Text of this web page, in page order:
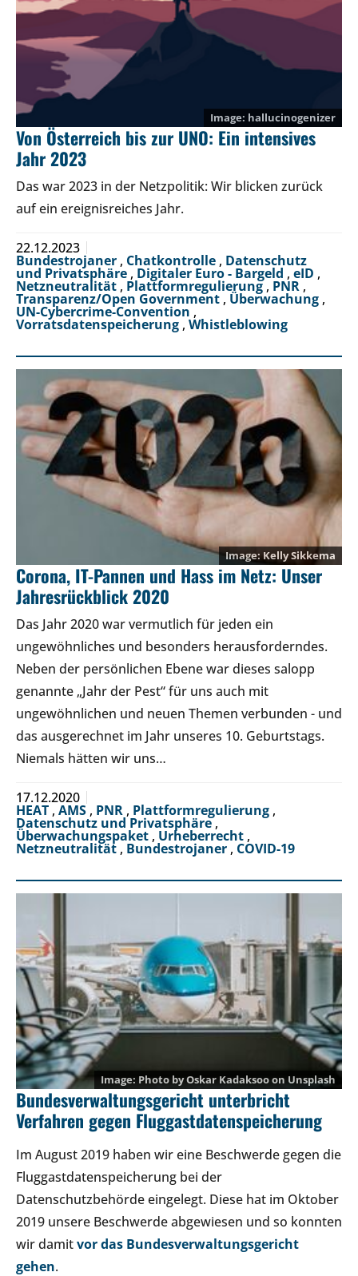
hallucinogenizer
Von Österreich bis zur UNO: Ein intensives
Jahr 2023
Das war 2023 in der Netzpolitik: Wir blicken zurück
auf ein ereignisreiches Jahr.
22.12.2023
Bundestrojaner , Chatkontrolle , Datenschutz
und Privatsphäre , Digitaler Euro - Bargeld , eID ,
Netzneutralität , Plattformregulierung, PNR ,
Transparenz/Open Government , Überwachung ,
UN-Cybercrime-Convention ,
Vorratsdatenspeicherung , Whistleblowing
Kelly Sikkema
Corona, IT-Pannen und Hass im Netz: Unser
Jahresrückblick 2020
Das Jahr 2020 war vermutlich für jeden ein
ungewöhnliches und besonders herausforderndes.
Neben der persönlichen Ebene war dieses salopp
genannte „Jahr der Pest“ für uns auch mit
ungewöhnlichen und neuen Themen verbunden - und
das ausgerechnet im Jahr unseres 10. Geburtstags.
Niemals hätten wir uns…
17.12.2020
HEAT , AMS , PNR , Plattformregulierung ,
Datenschutz und Privatsphäre,
Überwachungspaket , Urheberrecht ,
Netzneutralität , Bundestrojaner , COVID-19
Photo byOskar Kadaksooon Unsplash
Bundesverwaltungsgericht unterbricht
Verfahren gegen Fluggastdatenspeicherung
Im August 2019 haben wir eine Beschwerde gegen die
Fluggastdatenspeicherung bei der
Datenschutzbehörde eingelegt. Diese hat im Oktober
2019 unsere Beschwerde abgewiesen und so konnten
wir damitvor das Bundesverwaltungsgericht
gehen.